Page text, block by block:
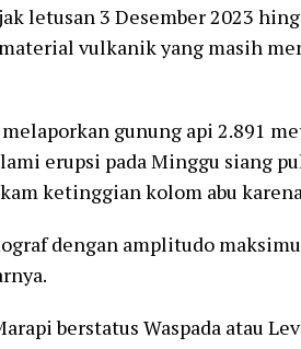
letusan 3 Desember 2023
vulkanik yang masih
melaporkan gunung api 2.891
erupsi pada Minggu siang
ketinggian kolom abu
dengan amplitudo
berstatus Waspada atau